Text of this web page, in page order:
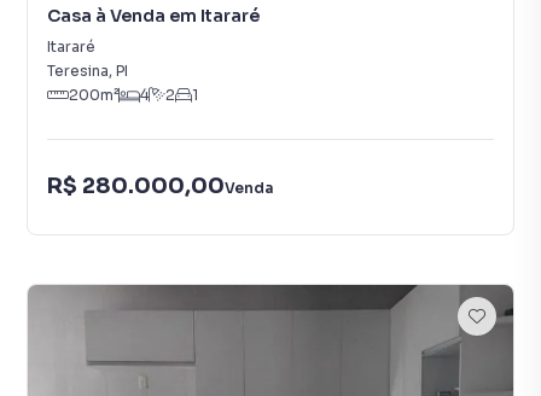
Casa à Venda em Itararé
Itararé
Teresina, PI
200m² 4 2 1
R$ 280.000,00Venda